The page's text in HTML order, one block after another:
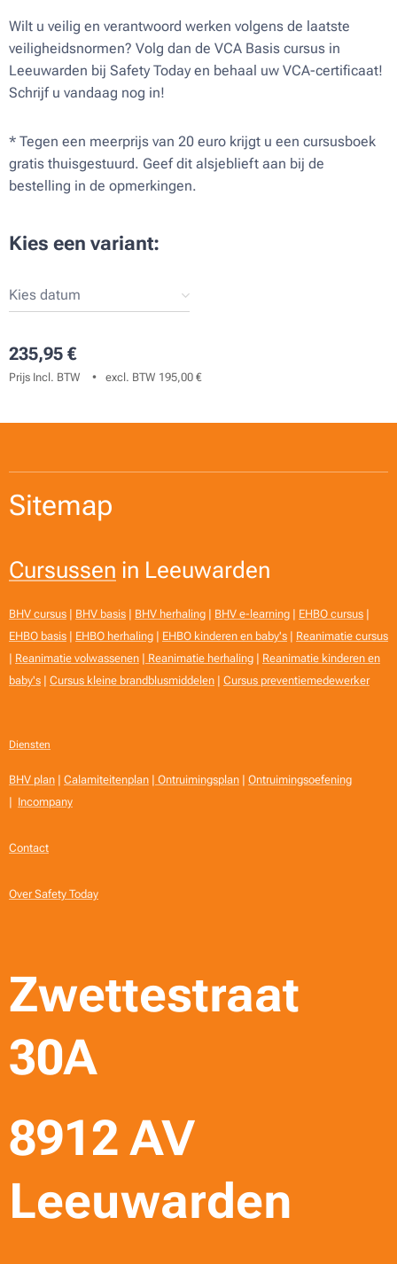
Wilt u veilig en verantwoord werken volgens de laatste
veiligheidsnormen? Volg dan de VCA Basis cursus in
Leeuwarden bij Safety Today en behaal uw VCA-certificaat!
Schrijf u vandaag nog in!
* Tegen een meerprijs van 20 euro krijgt u een cursusboek
gratis thuisgestuurd. Geef dit alsjeblieft aan bij de
bestelling in de opmerkingen.
Kies een variant:
Kies datum
235,95 €
Prijs Incl. BTW excl. BTW 195,00 €
Sitemap
Cursussen in Leeuwarden
BHV cursus | BHV basis | BHV herhaling | BHV e-learning | EHBO cursus |
EHBO basis | EHBO herhaling | EHBO kinderen en baby's | Reanimatie cursus
| Reanimatie volwassenen | Reanimatie herhaling | Reanimatie kinderen en
baby's | Cursus kleine brandblusmiddelen | Cursus preventiemedewerker
Diensten
BHV plan | Calamiteitenplan | Ontruimingsplan | Ontruimingsoefening
| Incompany
Contact
Over Safety Today
Zwettestraat
30A
8912 AV
Leeuwarden